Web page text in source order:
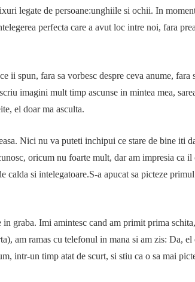
legate de persoane:unghiile si ochii. In
perfecta care a avut loc intre noi, fara
ii spun, fara sa vorbesc despre ceva anume,
imagini mult timp ascunse in mintea mea,
el doar ma asculta.
Nici nu va puteti inchipui ce stare de bine iti
oricum nu foarte mult, dar am impresia ca
calda si intelegatoare.S-a apucat sa picteze
in graba. Imi amintesc cand am primit prima
am ramas cu telefonul in mana si am zis: Da,
intr-un timp atat de scurt, si stiu ca o sa mai